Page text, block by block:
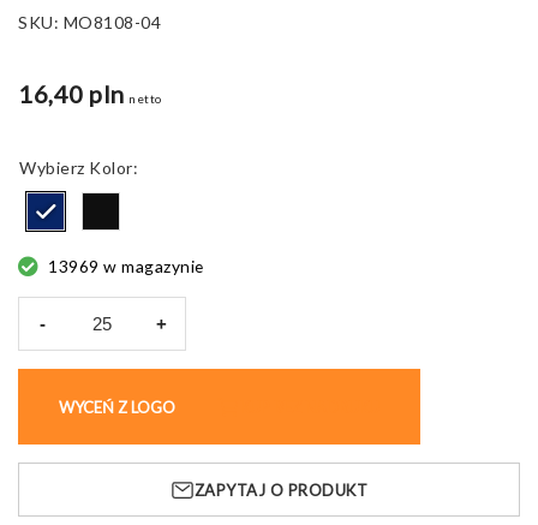
SKU: MO8108-04
16,40 pln netto
Kolor
13969 w magazynie
-
NOTAPLUS
144
strony
linie
+
WYCEŃ Z LOGO
ZAPYTAJ O PRODUKT